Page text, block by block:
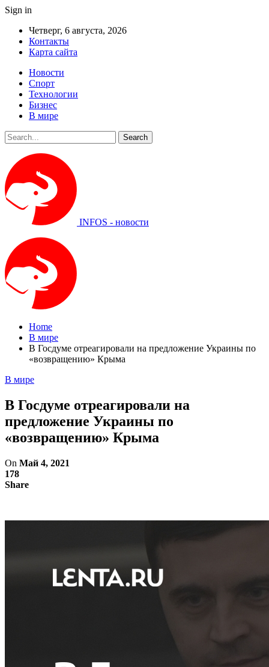
Sign in
Четверг, 6 августа, 2026
Контакты
Карта сайта
Новости
Спорт
Технологии
Бизнес
В мире
INFOS - новости
Home
В мире
В Госдуме отреагировали на предложение Украины по
«возвращению» Крыма
В мире
В Госдуме отреагировали на
предложение Украины по
«возвращению» Крыма
On Май 4, 2021
178
Share